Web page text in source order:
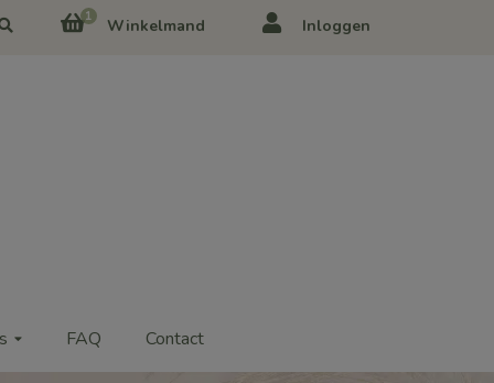
1 Winkelmand Inloggen
FAQ Contact